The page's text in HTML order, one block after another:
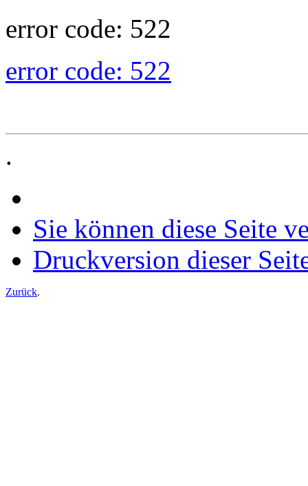
error code: 522
error code: 522
.
Sie können diese Seite
Druckversion dieser
Zurück.